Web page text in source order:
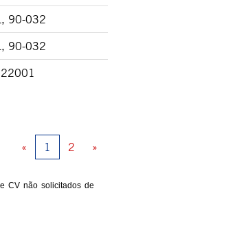
90-032
90-032
« 1 2 »
CV não solicitados de